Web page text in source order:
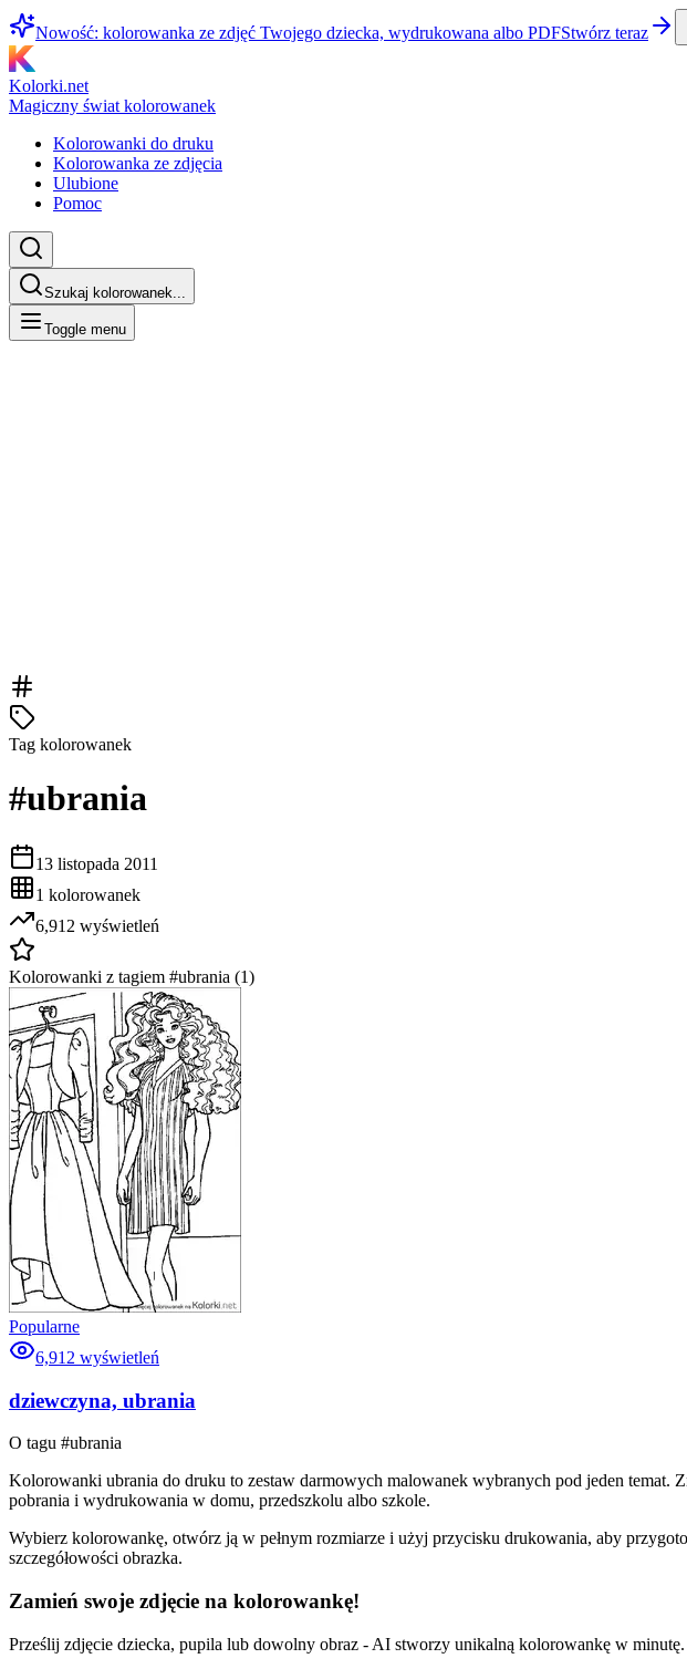
Nowość: kolorowanka ze zdjęć Twojego dziecka, wydrukowana albo PDFStwórz teraz
Kolorki.net
Magiczny świat kolorowanek
Kolorowanki do druku
Kolorowanka ze zdjęcia
Ulubione
Pomoc
Szukaj kolorowanek...
Toggle menu
Tag kolorowanek
#ubrania
13 listopada 2011
1 kolorowanek
6,912 wyświetleń
Kolorowanki z tagiem #ubrania (1)
Popularne
6,912 wyświetleń
dziewczyna, ubrania
O tagu #ubrania
Kolorowanki ubrania do druku to zestaw darmowych malowanek wybranych pod jeden temat.
pobrania i wydrukowania w domu, przedszkolu albo szkole.
Wybierz kolorowankę, otwórz ją w pełnym rozmiarze i użyj przycisku drukowania, aby
szczegółowości obrazka.
Zamień swoje zdjęcie na kolorowankę!
Prześlij zdjęcie dziecka, pupila lub dowolny obraz - AI stworzy unikalną kolorowankę w minutę.